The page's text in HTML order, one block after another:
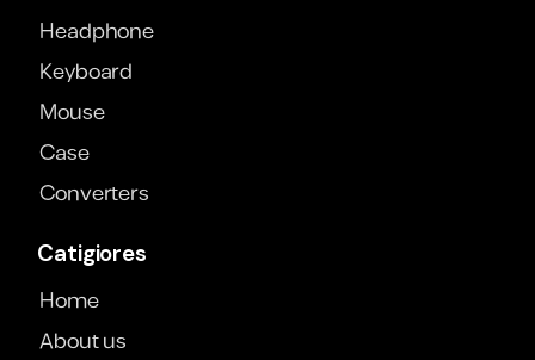
Headphone
Keyboard
Mouse
Case
Converters
Catigiores
Home
About us